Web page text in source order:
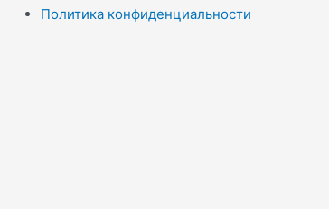
Политика конфиденциальности